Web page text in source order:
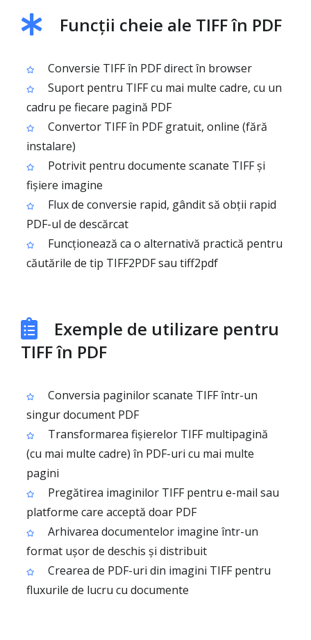
Funcții cheie ale TIFF în PDF
Conversie TIFF în PDF direct în browser
Suport pentru TIFF cu mai multe cadre, cu un
cadru pe fiecare pagină PDF
Convertor TIFF în PDF gratuit, online (fără
instalare)
Potrivit pentru documente scanate TIFF și
fișiere imagine
Flux de conversie rapid, gândit să obții rapid
PDF-ul de descărcat
Funcționează ca o alternativă practică pentru
căutările de tip TIFF2PDF sau tiff2pdf
Exemple de utilizare pentru
TIFF în PDF
Conversia paginilor scanate TIFF într-un
singur document PDF
Transformarea fișierelor TIFF multipagină
(cu mai multe cadre) în PDF-uri cu mai multe
pagini
Pregătirea imaginilor TIFF pentru e-mail sau
platforme care acceptă doar PDF
Arhivarea documentelor imagine într-un
format ușor de deschis și distribuit
Crearea de PDF-uri din imagini TIFF pentru
fluxurile de lucru cu documente